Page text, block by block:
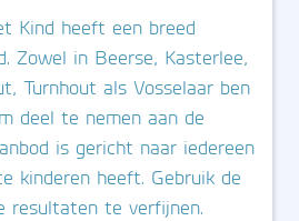
Kind heeft een breed
Zowel in Beerse, Kasterlee,
Turnhout als Vosselaar ben
deel te nemen aan de
is gericht naar iedereen
kinderen heeft. Gebruik de
resultaten te verfijnen.